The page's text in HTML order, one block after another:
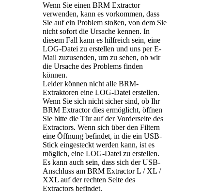
Wenn Sie einen BRM Extractor
verwenden, kann es vorkommen, dass
Sie auf ein Problem stoßen, von dem Sie
nicht sofort die Ursache kennen. In
diesem Fall kann es hilfreich sein, eine
LOG-Datei zu erstellen und uns per E-
Mail zuzusenden, um zu sehen, ob wir
die Ursache des Problems finden
können.
Leider können nicht alle BRM-
Extraktoren eine LOG-Datei erstellen.
Wenn Sie sich nicht sicher sind, ob Ihr
BRM Extractor dies ermöglicht, öffnen
Sie bitte die Tür auf der Vorderseite des
Extractors. Wenn sich über den Filtern
eine Öffnung befindet, in die ein USB-
Stick eingesteckt werden kann, ist es
möglich, eine LOG-Datei zu erstellen.
Es kann auch sein, dass sich der USB-
Anschluss am BRM Extractor L / XL /
XXL auf der rechten Seite des
Extractors befindet.